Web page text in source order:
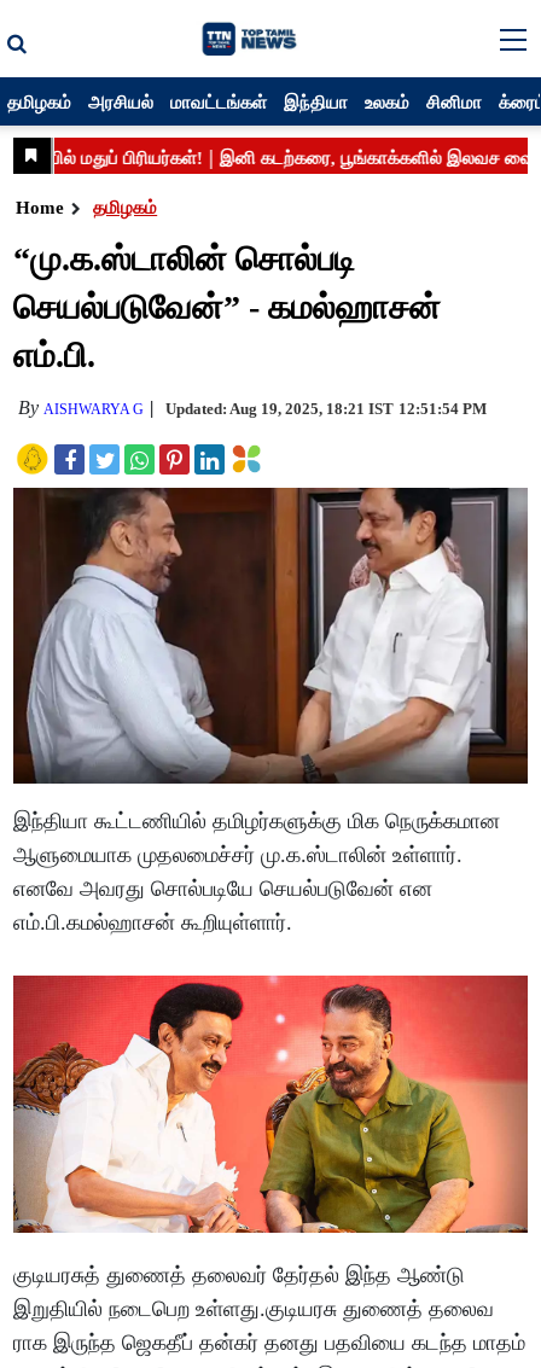
தமிழகம் அரசியல் மாவட்டங்கள் இந்தியா உலகம் சினிமா
Home தமிழகம்
“மு.க.ஸ்டாலின் சொல்படி
செயல்படுவேன்” - கமல்ஹாசன்
எம்.பி.
By AISHWARYA G Updated: Aug 19, 2025, 18:21 IST 12:51:54 PM
இந்தியா கூட்டணியில் தமிழர்களுக்கு மிக நெருக்கமான
ஆளுமையாக முதலமைச்சர் மு.க.ஸ்டாலின் உள்ளார்.
எனவே அவரது சொல்படியே செயல்படுவேன் என
எம்.பி.கமல்ஹாசன் கூறியுள்ளார்.
குடியரசுத் துணைத் தலைவர் தேர்தல் இந்த ஆண்டு
இறுதியில் நடைபெற உள்ளது.குடியரசு துணைத் தலை​வ​
ராக இருந்த ஜெகதீப் தன்​கர் தனது பதவியை கடந்த மாதம்